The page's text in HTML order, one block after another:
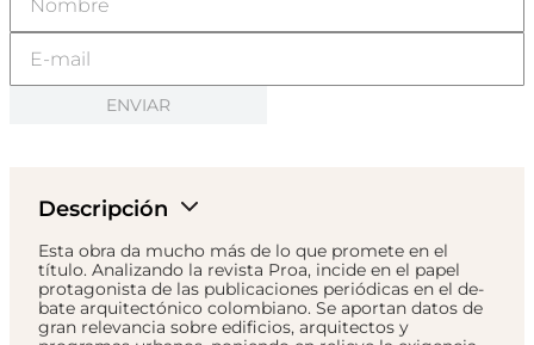
ENVIAR
Descripción
Esta obra da mucho más de lo que promete en el
título. Analizando la revista Proa, incide en el papel
protagonista de las publicaciones periódicas en el de-
bate arquitectónico colombiano. Se aportan datos de
gran relevancia sobre edificios, arquitectos y